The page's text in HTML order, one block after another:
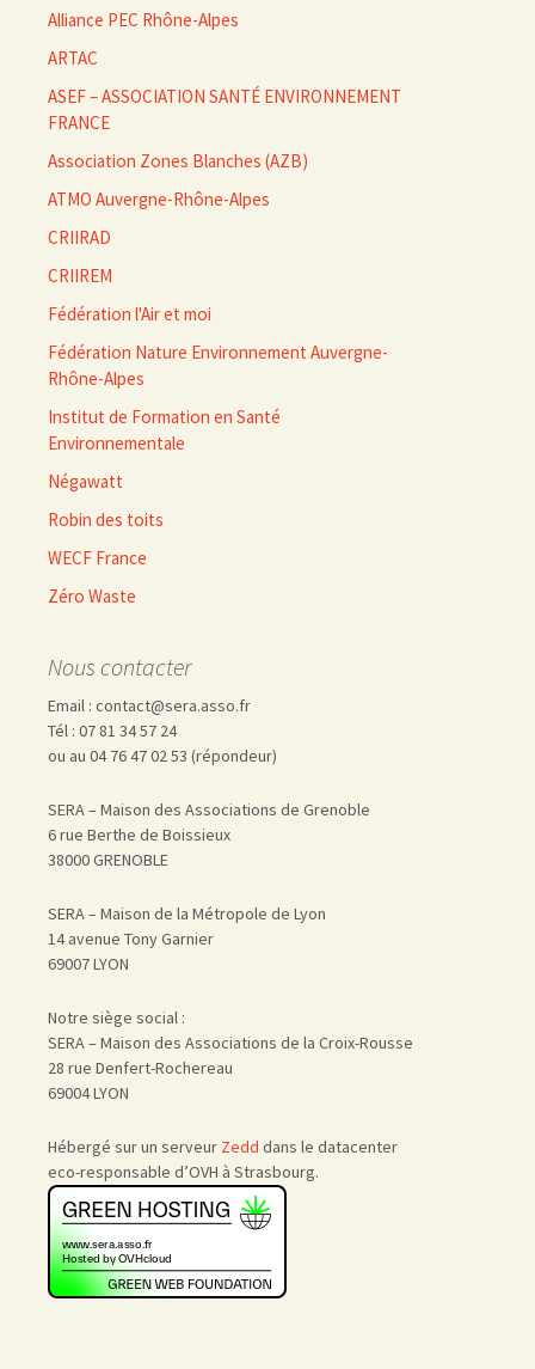
Alliance PEC Rhône-Alpes
ARTAC
ASEF – ASSOCIATION SANTÉ ENVIRONNEMENT
FRANCE
Association Zones Blanches (AZB)
ATMO Auvergne-Rhône-Alpes
CRIIRAD
CRIIREM
Fédération l'Air et moi
Fédération Nature Environnement Auvergne-
Rhône-Alpes
Institut de Formation en Santé
Environnementale
Négawatt
Robin des toits
WECF France
Zéro Waste
Nous contacter
Email : contact@sera.asso.fr
Tél : 07 81 34 57 24
ou au 04 76 47 02 53 (répondeur)
SERA – Maison des Associations de Grenoble
6 rue Berthe de Boissieux
38000 GRENOBLE
SERA – Maison de la Métropole de Lyon
14 avenue Tony Garnier
69007 LYON
Notre siège social :
SERA – Maison des Associations de la Croix-Rousse
28 rue Denfert-Rochereau
69004 LYON
Hébergé sur un serveur Zedd dans le datacenter
eco-responsable d’OVH à Strasbourg.